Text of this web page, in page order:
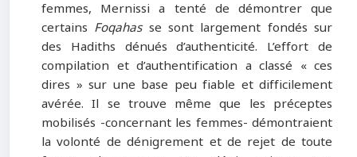
femmes, Mernissi a tenté de démontrer que
certains Foqahasse sont largement fondés sur
des Hadiths dénués d’authenticité. L’effort de
compilation et d’authentification a classé « ces
dires » sur une base peu fiable et difficilement
avérée. Il se trouve même que les préceptes
mobilisés -concernant les femmes- démontraient
la volonté de dénigrement et de rejet de toute